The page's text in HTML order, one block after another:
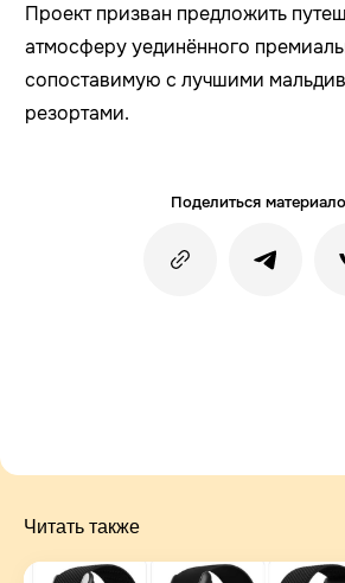
Проект призван предложить
атмосферу уединённого
сопоставимую с лучшими
резортами.
Поделиться
Читать также